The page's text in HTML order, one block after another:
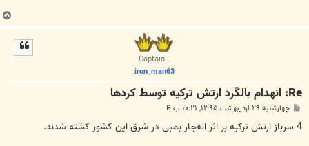
Captain II
iron_man63
Re: انهدام بالگرد ارتش ترکیه توسط کردها
س
ت
چهارشنبه ۲۹ اردیبهشت ۱۳۹۵, ۱۰:۲۱ ب.ظ
4 سرباز ارتش ترکیه بر اثر انفجار بمبی در شرق این کشور کشته شدند.